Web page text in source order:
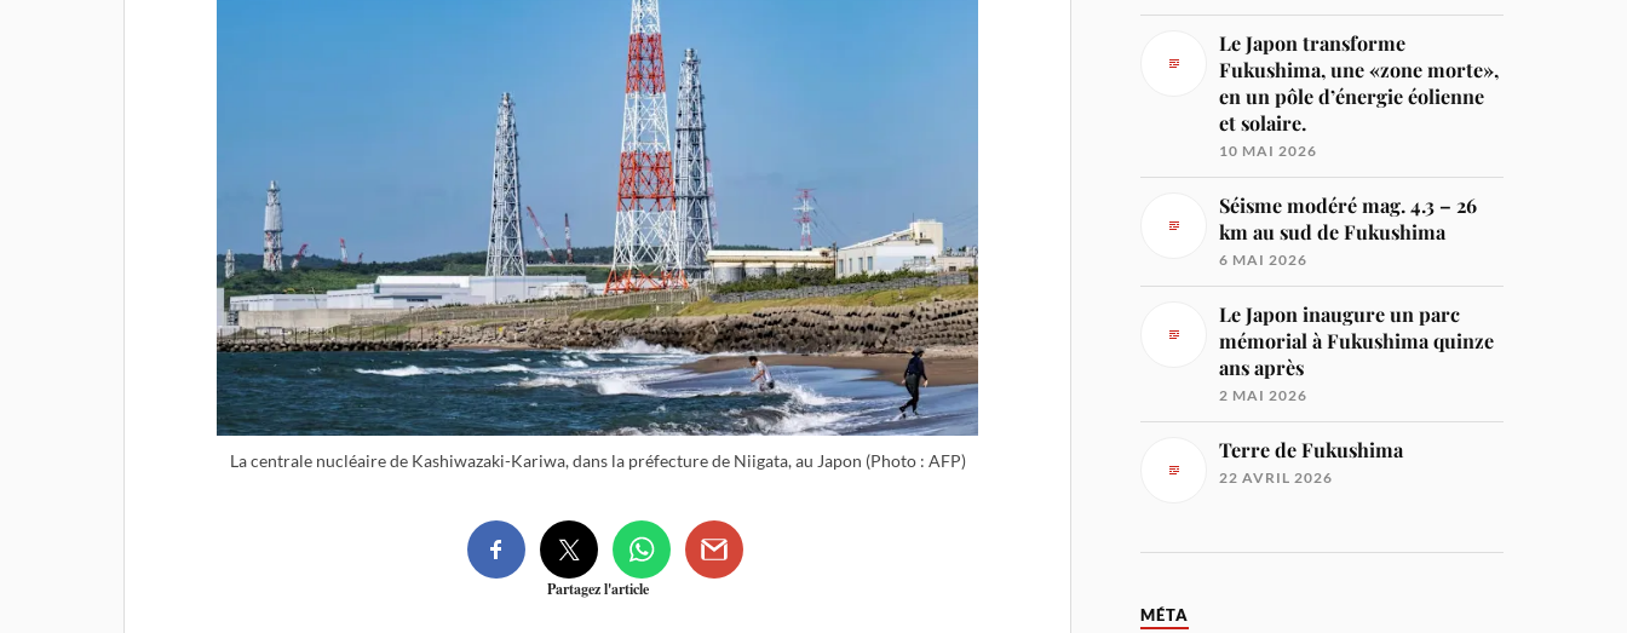
La centrale nucléaire de Kashiwazaki-Kariwa, dans la préfecture de Niigata, au Japon (Photo : AFP)
Partagez l'article
Le Japon transforme
Fukushima, une «zone morte»,
en un pôle d’énergie éolienne
et solaire.
10 MAI 2026
Séisme modéré mag. 4.3 – 26
km au sud de Fukushima
6 MAI 2026
Le Japon inaugure un parc
mémorial à Fukushima quinze
ans après
2 MAI 2026
Terre de Fukushima
22 AVRIL 2026
MÉTA